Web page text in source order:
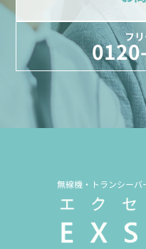
フ
無線機・トランシーバ